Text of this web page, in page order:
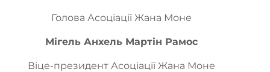
Голова Асоціації Жана Моне
Мігель Анхель Мартін Рамос
Віце-президент Асоціації Жана Моне